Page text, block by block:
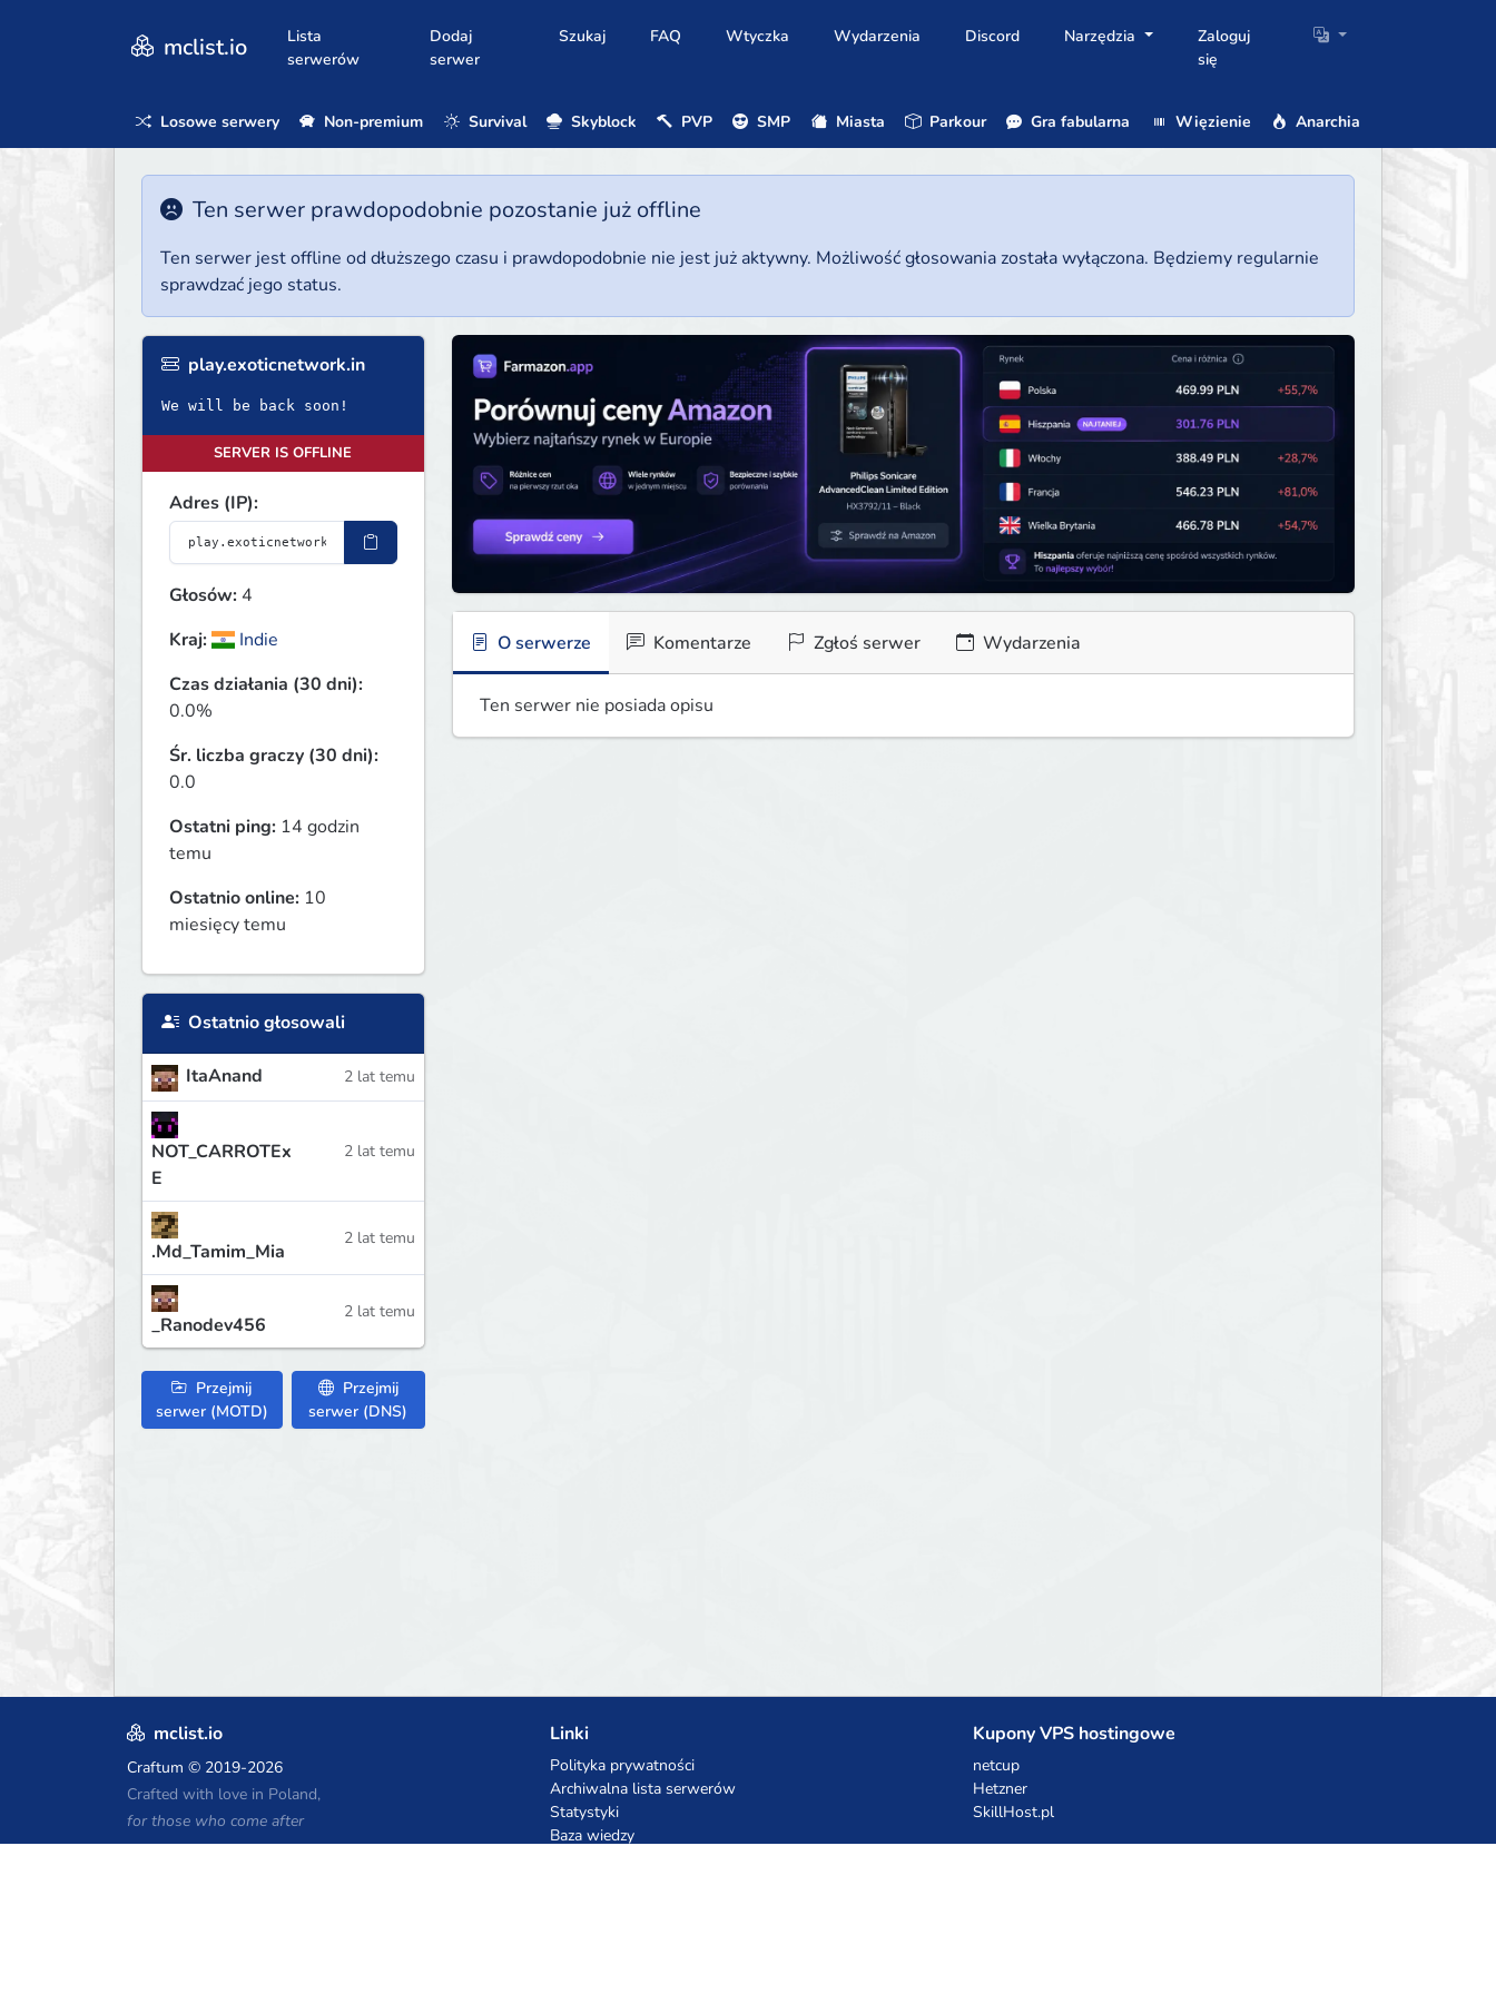
mclist.io
Lista
serwerów
Dodaj
serwer
Szukaj FAQ Wtyczka Wydarzenia Discord Narzędzia
Zaloguj
się
Losowe serwery Non-premium Survival Skyblock PVP SMP Miasta Parkour Gra fabularna Więzienie Anarchia
Ten serwer prawdopodobnie pozostanie już offline
Ten serwer jest offline od dłuższego czasu i prawdopodobnie nie jest już aktywny. Możliwość głosowania została wyłączona. Będziemy regularnie
sprawdzać jego status.
play.exoticnetwork.in
We will be back soon!
SERVER IS OFFLINE
Adres (IP):
Głosów: 4
Kraj:
Indie
Czas działania (30 dni):
0.0%
Śr. liczba graczy (30 dni):
0.0
Ostatni ping: 14 godzin
temu
Ostatnio online: 10
miesięcy temu
Ostatnio głosowali
ItaAnand 2 lat temu
NOT_CARROTEx
E
2 lat temu
.Md_Tamim_Mia
2 lat temu
_Ranodev456
2 lat temu
Przejmij
serwer (MOTD)
Przejmij
serwer (DNS)
O serwerze Komentarze Zgłoś serwer Wydarzenia
Ten serwer nie posiada opisu
mclist.io
Craftum © 2019-2026
Crafted with love in Poland,
for those who come after
Linki
Polityka prywatności
Archiwalna lista serwerów
Statystyki
Baza wiedzy
Kupony VPS hostingowe
netcup
Hetzner
SkillHost.pl